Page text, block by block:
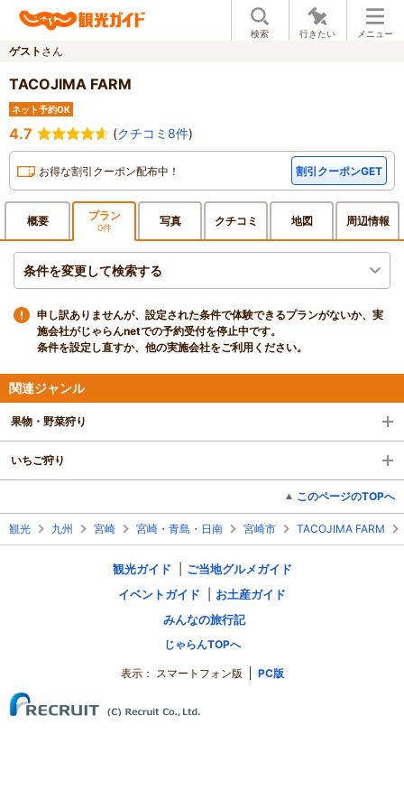
検索 行きたい メニュー
ゲスト さん
TACOJIMA FARM
ネット予約OK
4.7 (クチコミ8件)
お得な割引クーポン配布中！ 割引クーポンGET
概要 プラン
0件 写真 クチコミ 地図 周辺情報
条件を変更して検索する
申し訳ありませんが、設定された条件で体験できるプランがないか、実
施会社がじゃらんnetでの予約受付を停止中です。
条件を設定し直すか、他の実施会社をご利用ください。
関連ジャンル
果物・野菜狩り
いちご狩り
このページのTOPへ
観光 九州 宮崎 宮崎・青島・日南 宮崎市 TACOJIMA FARM
観光ガイド
ご当地グルメガイド
イベントガイド
お土産ガイド
みんなの旅行記
じゃらんTOPへ
表示： スマートフォン版 PC版